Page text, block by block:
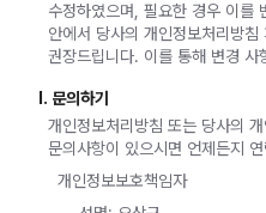
수정하였으며, 필요한 경우 이를
안에서 당사의 개인정보처리방
권장드립니다. 이를 통해 변경 사
I. 문의하기
개인정보처리방침 또는 당사의
문의사항이 있으시면 언제든지
개인정보보호책임자